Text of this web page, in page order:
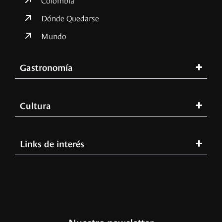
Dónde Quedarse
Mundo
Gastronomía
Cultura
Links de interés